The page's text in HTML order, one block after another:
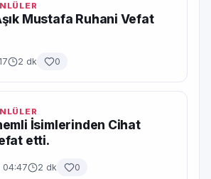
Mustafa Ruhani Vefat
2 dk 0
İsimlerinden Cihat
etti.
04:47 2 dk 0